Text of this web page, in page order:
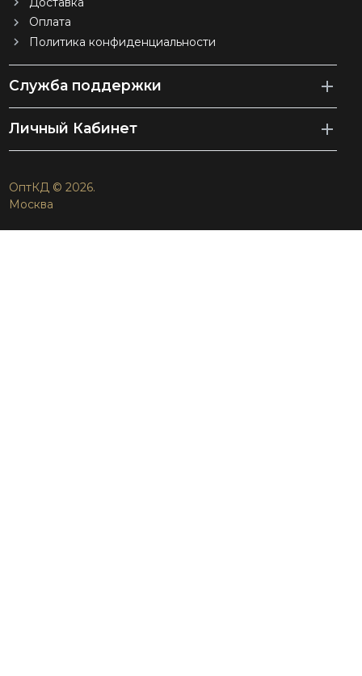
Оплата
Политика конфиденциальности
Служба поддержки
Личный Кабинет
ОптКД © 2026.
Москва